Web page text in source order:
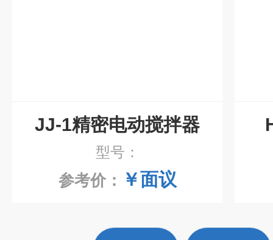
JJ-1精密电动搅拌器
型号：
参考价： ￥面议